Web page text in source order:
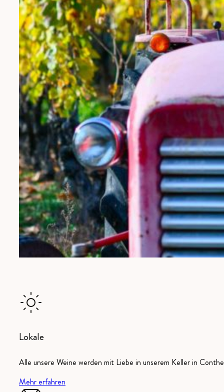
Lokale
Alle unsere Weine werden mit Liebe in unserem Keller in
Mehr erfahren